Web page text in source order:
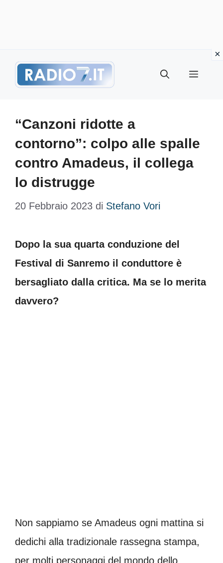
Menu
“Canzoni ridotte a
contorno”: colpo alle spalle
contro Amadeus, il collega
lo distrugge
20 Febbraio 2023 di Stefano Vori
Dopo la sua quarta conduzione del
Festival di Sanremo il conduttore è
bersagliato dalla critica. Ma se lo merita
davvero?
Non sappiamo se Amadeus ogni mattina si
dedichi alla tradizionale rassegna stampa,
per molti personaggi del mondo dello